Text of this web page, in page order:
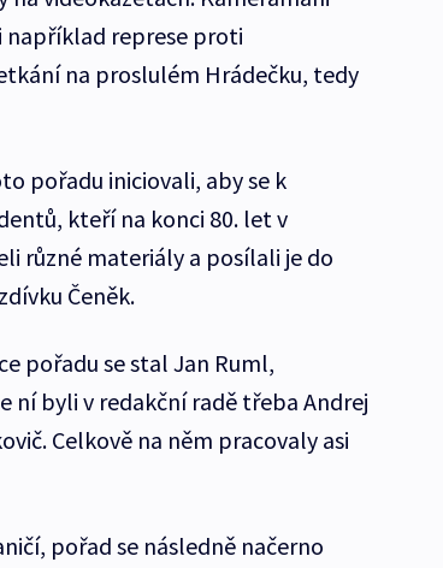
například represe proti
na proslulém Hrádečku, tedy
pořadu iniciovali, aby se k
kteří na konci 80. let v
různé materiály a posílali je do
Čeněk.
pořadu se stal Jan Ruml,
ní byli v redakční radě třeba Andrej
Celkově na něm pracovaly asi
pořad se následně načerno